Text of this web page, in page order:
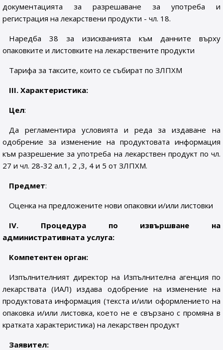
документацията за разрешаване за употреба и
регистрация на лекарствени продукти - чл. 18.
Наредба 38 за изискванията към данните върху
опаковките и листовките на лекарствените продукти
Тарифа за таксите, които се събират по ЗЛПХМ
ІІІ. Характеристика:
Цел:
Да регламентира условията и реда за издаване на
одобрение за изменение на продуктовата информация
към разрешение за употреба на лекарствен продукт по чл.
27 и чл. 28-32 ал.1, 2 ,3, 4 и 5 от ЗЛПХМ.
Предмет:
Оценка на предложените нови опаковки и/или листовки
ІV. Процедура по извършване на
административната услуга:
Компетентен орган:
Изпълнителният директор на Изпълнителна агенция по
лекарствата (ИАЛ) издава одобрение на изменение на
продуктовата информация (текста и/или оформлението на
опаковка и/или листовка, което не е свързано с промяна в
кратката характеристика) на лекарствен продукт
Заявител: